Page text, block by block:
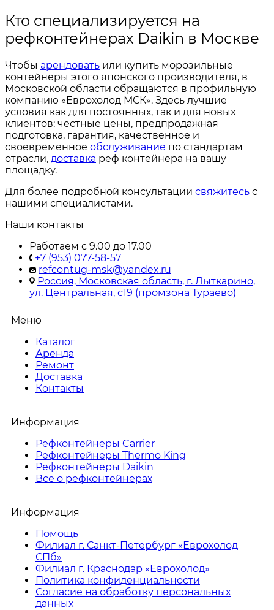
Кто специализируется на
рефконтейнерах Daikin в Москве
Чтобы арендовать или купить морозильные
контейнеры этого японского производителя, в
Московской области обращаются в профильную
компанию «Еврохолод МСК». Здесь лучшие
условия как для постоянных, так и для новых
клиентов: честные цены, предпродажная
подготовка, гарантия, качественное и
своевременное обслуживание по стандартам
отрасли, доставка реф контейнера на вашу
площадку.
Для более подробной консультации свяжитесь с
нашими специалистами.
Наши контакты
Работаем с 9.00 до 17.00
+7 (953) 077-58-57
refcontug-msk@yandex.ru
Россия, Московская область, г. Лыткарино,
ул. Центральная, с19 (промзона Тураево)
Меню
Каталог
Аренда
Ремонт
Доставка
Контакты
Информация
Рефконтейнеры Carrier
Рефконтейнеры Thermo King
Рефконтейнеры Daikin
Все о рефконтейнерах
Информация
Помощь
Филиал г. Санкт-Петербург «Еврохолод
СПб»
Филиал г. Краснодар «Еврохолод»
Политика конфиденциальности
Согласие на обработку персональных
данных